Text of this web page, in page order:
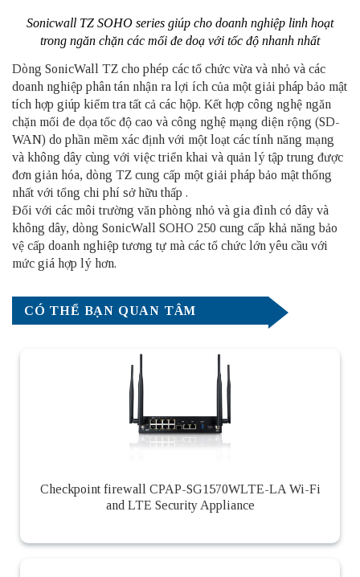
Sonicwall TZ SOHO series giúp cho doanh nghiệp linh hoạt
trong ngăn chặn các mối đe doạ với tốc độ nhanh nhất
Dòng SonicWall TZ cho phép các tổ chức vừa và nhỏ và các
doanh nghiệp phân tán nhận ra lợi ích của một giải pháp bảo mật
tích hợp giúp kiểm tra tất cả các hộp. Kết hợp công nghệ ngăn
chặn mối đe dọa tốc độ cao và công nghệ mạng diện rộng (SD-
WAN) do phần mềm xác định với một loạt các tính năng mạng
và không dây cùng với việc triển khai và quản lý tập trung được
đơn giản hóa, dòng TZ cung cấp một giải pháp bảo mật thống
nhất với tổng chi phí sở hữu thấp .
Đối với các môi trường văn phòng nhỏ và gia đình có dây và
không dây, dòng SonicWall SOHO 250 cung cấp khả năng bảo
vệ cấp doanh nghiệp tương tự mà các tổ chức lớn yêu cầu với
mức giá hợp lý hơn.
CÓ THỂ BẠN QUAN TÂM
Checkpoint firewall CPAP-SG1570WLTE-LA Wi-Fi
and LTE Security Appliance